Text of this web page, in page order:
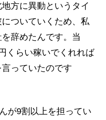
方に異動というタイ
ついていくため、私
辞めたんです。当
くらい稼いでくれれば
っていたのです
が9割以上を担ってい